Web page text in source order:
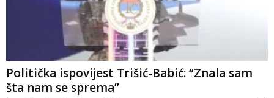
Politička ispovijest Trišić-Babić: “Znala sam
šta nam se sprema”